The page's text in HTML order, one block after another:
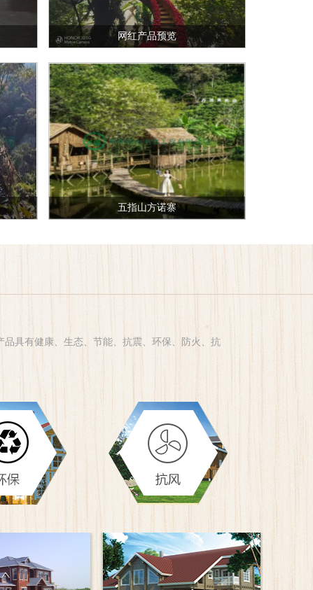
网红产品预览
五指山方诺寨
具有健康、生态、节能、抗震、环保、防火、抗